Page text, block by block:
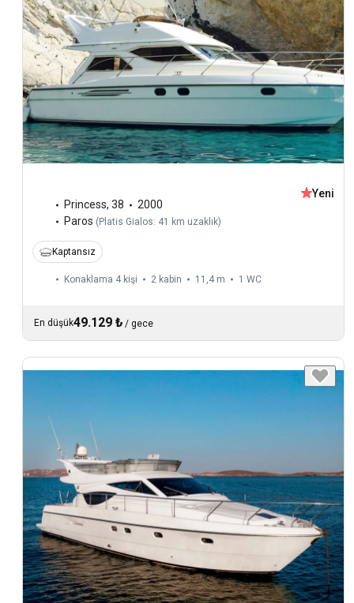
Princess, 38
2000
Paros ( Platis Gialos: 41 km uzaklık)
Yeni
Kaptansız
Konaklama 4 kişi 2 kabin 11,4 m 1 WC
En düşük49.129 ₺ / gece